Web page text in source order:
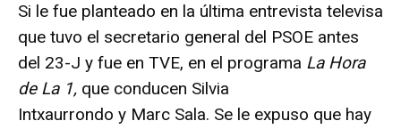
Si le fue planteado en la última entrevista televisa
que tuvo el secretario general del PSOE antes
del 23-J y fue en TVE, en el programa La Hora
de La 1, que conducen Silvia
Intxaurrondo y Marc Sala. Se le expuso que hay